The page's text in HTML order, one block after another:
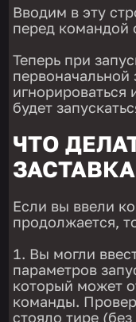
Вводим в эту
перед командой
Теперь при
первоначальной
игнорироваться
будет
ЧТО
Если вы ввели
продолжается,
Вы могли
параметров
который может
команды.
стояло тире